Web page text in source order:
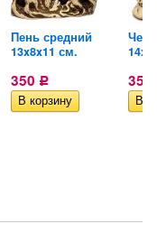
Пень средний
13x8x11 см.
350 Р 350